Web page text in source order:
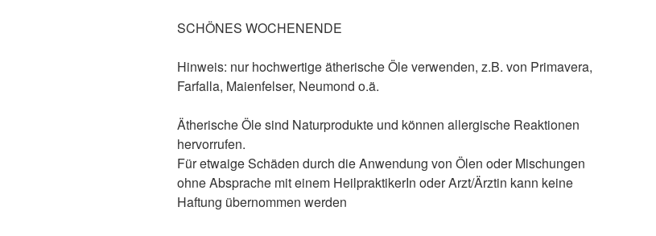
SCHÖNES WOCHENENDE
Hinweis: nur hochwertige ätherische Öle verwenden, z.B. von Primavera,
Farfalla, Maienfelser, Neumond o.ä.
Ätherische Öle sind Naturprodukte und können allergische Reaktionen
hervorrufen.
Für etwaige Schäden durch die Anwendung von Ölen oder Mischungen
ohne Absprache mit einem HeilpraktikerIn oder Arzt/Ärztin kann keine
Haftung übernommen werden